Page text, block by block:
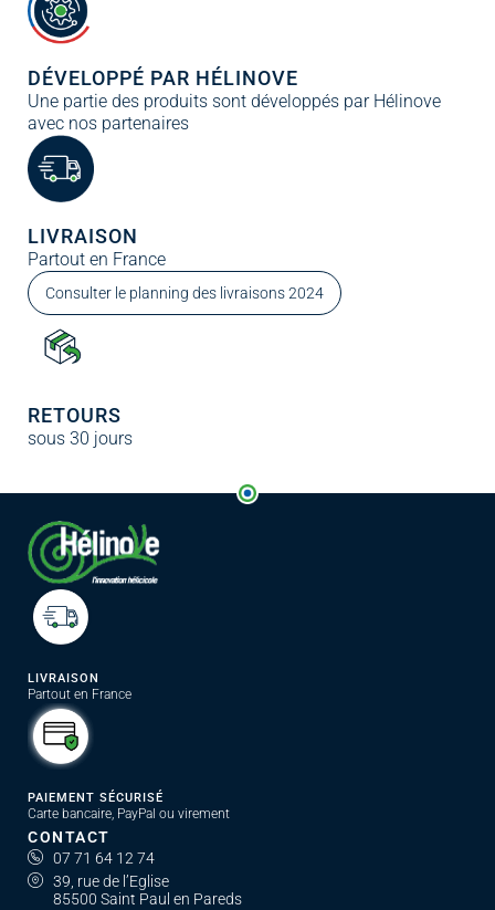
DÉVELOPPÉ PAR HÉLINOVE
Une partie des produits sont développés par Hélinove
avec nos partenaires
LIVRAISON
Partout en France
Consulter le planning des livraisons 2024
RETOURS
sous 30 jours
LIVRAISON
Partout en France
PAIEMENT SÉCURISÉ
Carte bancaire, PayPal ou virement
CONTACT
07 71 64 12 74
39, rue de l’Eglise
85500 Saint Paul en Pareds